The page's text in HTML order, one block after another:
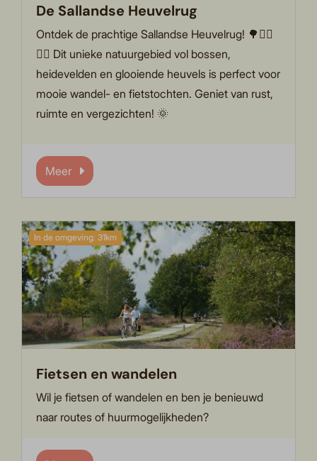
De Sallandse Heuvelrug
Ontdek de prachtige Sallandse Heuvelrug! 🌳🚶‍♀️
🚴‍♂️ Dit unieke natuurgebied vol bossen,
heidevelden en glooiende heuvels is perfect voor
mooie wandel- en fietstochten. Geniet van rust,
ruimte en vergezichten! 🌞
Meer
In de omgeving: 31km
Fietsen en wandelen
Wil je fietsen of wandelen en ben je benieuwd
naar routes of huurmogelijkheden?